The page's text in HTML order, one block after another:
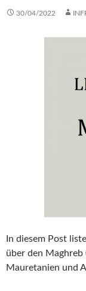
30/04/2022
In diesem Post
über den Maghreb
Mauretanien und